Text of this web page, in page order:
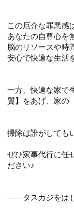
この厄介な罪悪感
あなたの自尊心を
脳のリソースや時
安心で快適な生活
一方、快適な家で
質】をあげ、家の
掃除は誰がしても
ぜひ家事代行に任
ださい♪
——タスカジをは